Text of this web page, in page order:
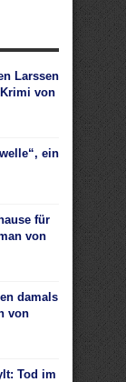
Larssen
von
ein
für
von
damals
von
Tod im